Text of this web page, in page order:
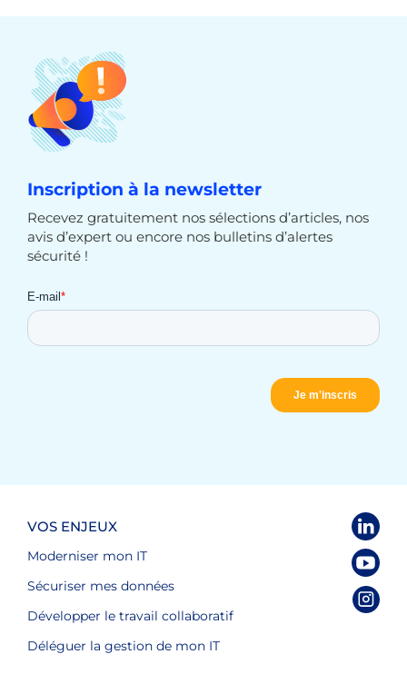
Inscription à la newsletter
Recevez gratuitement nos sélections d’articles, nos
avis d’expert ou encore nos bulletins d’alertes
sécurité !
VOS ENJEUX
Moderniser mon IT
Sécuriser mes données
Développer le travail collaboratif
Déléguer la gestion de mon IT